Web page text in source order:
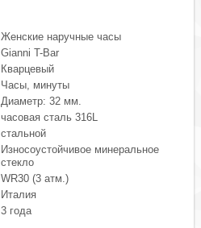
Женские наручные часы
Gianni T-Bar
Кварцевый
Часы, минуты
Диаметр: 32 мм.
часовая сталь 316L
стальной
Износоустойчивое минеральное
стекло
WR30 (3 атм.)
Италия
3 года